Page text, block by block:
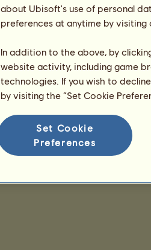
about Ubisoft's use of personal
preferences at anytime by
In addition to the above, by
website activity, including game
technologies. If you wish to
by visiting the “Set Cookie
Set Cookie
Preferences